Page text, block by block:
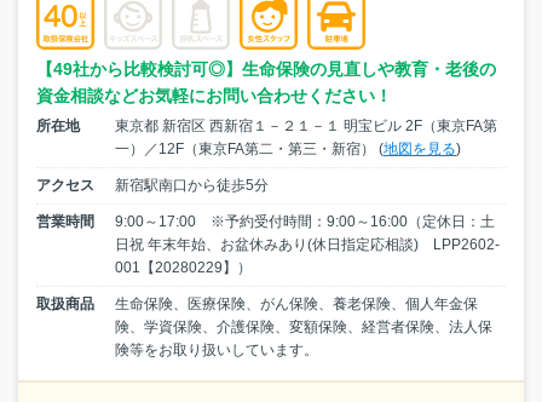
【49社から比較検討可◎】生命保険の見直しや教育・老後の
資金相談などお気軽にお問い合わせください！
所在地
東京都 新宿区 西新宿１－２１－１ 明宝ビル 2F（東京FA第
一）／12F（東京FA第二・第三・新宿） (地図を見る)
アクセス 新宿駅南口から徒歩5分
営業時間
9:00～17:00 ※予約受付時間：9:00～16:00（定休日：土
日祝 年末年始、お盆休みあり(休日指定応相談) LPP2602-
001【20280229】）
取扱商品
生命保険、医療保険、がん保険、養老保険、個人年金保
険、学資保険、介護保険、変額保険、経営者保険、法人保
険等をお取り扱いしています。